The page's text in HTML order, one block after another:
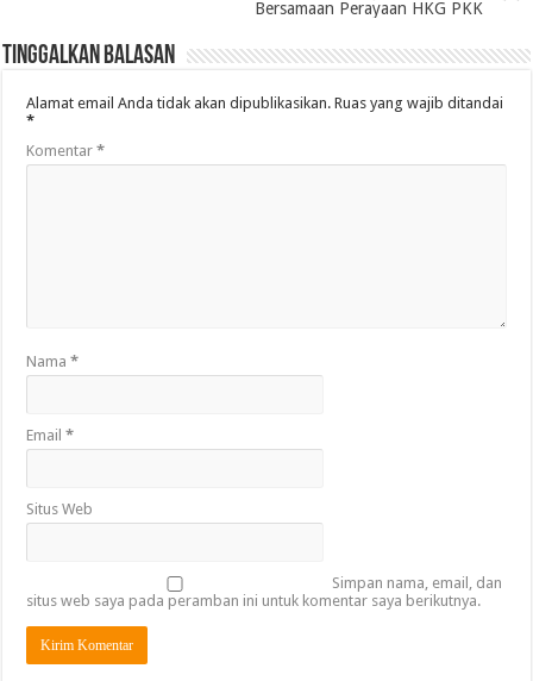
Bersamaan Perayaan HKG PKK
Tinggalkan Balasan
Alamat email Anda tidak akan dipublikasikan. Ruas yang wajib ditandai
*
Komentar*
Nama*
Email*
Situs Web
Simpan nama, email, dan
situs web saya pada peramban ini untuk komentar saya berikutnya.